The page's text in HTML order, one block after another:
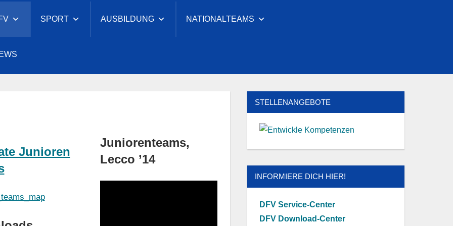
SPORT AUSBILDUNG NATIONALTEAMS
Junioren
Juniorenteams,
Lecco ’14
STELLENANGEBOTE
INFORMIERE DICH HIER!
DFV Service-Center
DFV Download-Center